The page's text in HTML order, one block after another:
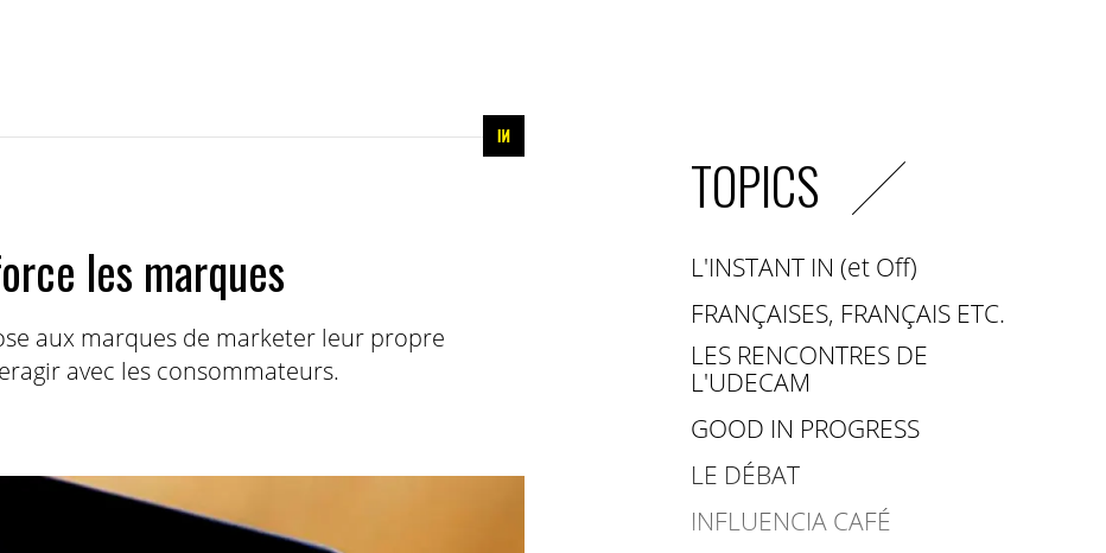
les marques
aux marques de marketer leur propre
avec les consommateurs.
TOPICS
L'INSTANT IN (et Off)
FRANÇAISES, FRANÇAIS ETC.
LES RENCONTRES DE
L'UDECAM
GOOD IN PROGRESS
LE DÉBAT
INFLUENCIA CAFÉ